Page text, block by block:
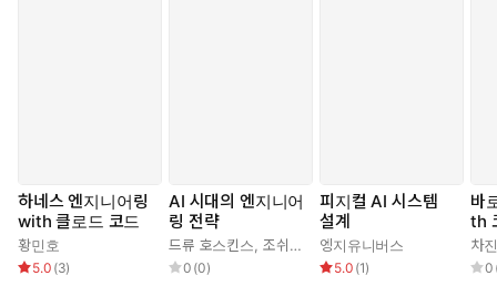
하네스 엔지니어링
with 클로드 코드
황민호
5.0 (3)
AI 시대의 엔지니어
링 전략
드류 호스킨스, 조쉬(김승권)
0 (0)
피지컬 AI 시스템
설계
엥지유니버스
5.0 (1)
바
th
로
차
0